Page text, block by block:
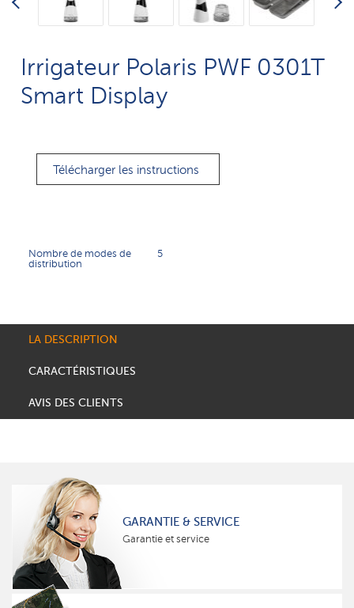
Irrigateur Polaris PWF 0301T
Smart Display
Télécharger les instructions
Nombre de modes de
distribution
5
LA DESCRIPTION
CARACTÉRISTIQUES
AVIS DES CLIENTS
GARANTIE & SERVICE
Garantie et service